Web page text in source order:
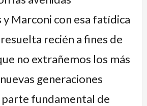
Marconi con esa fatídica
recién a fines de
no extrañemos los más
generaciones
parte fundamental de